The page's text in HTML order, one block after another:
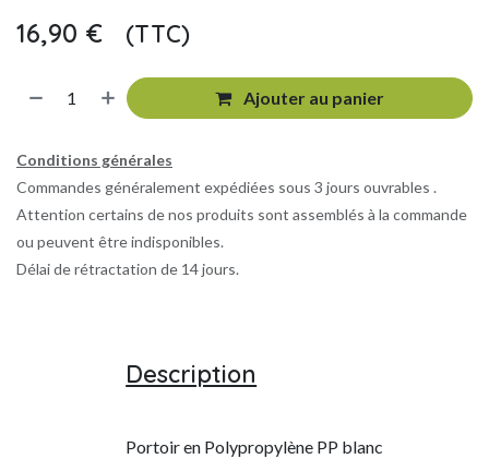
16,90 € (TTC)
Ajouter au panier
Conditions générales
Commandes généralement expédiées sous 3 jours ouvrables .
Attention certains de nos produits sont assemblés à la commande
ou peuvent être indisponibles.
Délai de rétractation de 14 jours.
Description
Portoir en Polypropylène PP blanc